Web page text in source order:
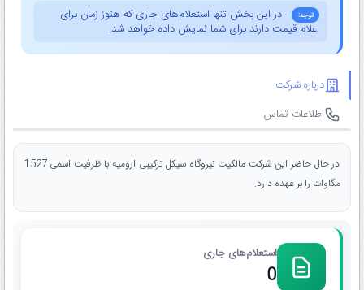
توجه:
در این بخش تنها استعلام‌های جاری که هنوز زمان برای
اعلام قیمت دارند برای شما نمایش داده خواهد شد.
درباره شرکت
اطلاعات تماس
در حال حاضر این شرکت مالکیت نیروگاه سیکل ترکیبی ارومیه با ظرفیت اسمی 1527
مگاوات را بر عهده دارد.
استعلام‌های جاری
0